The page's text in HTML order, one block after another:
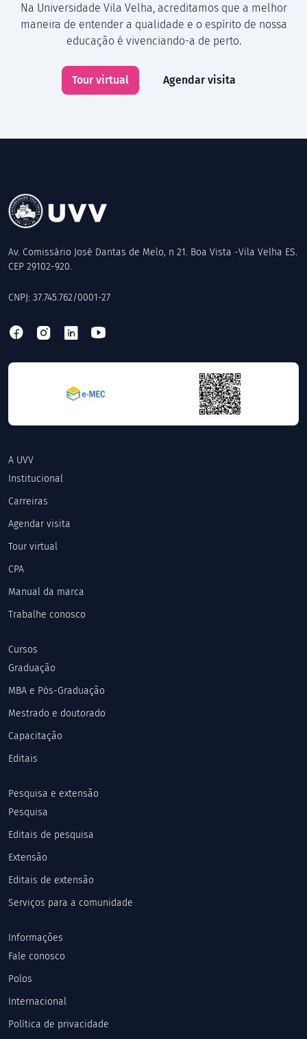
Na Universidade Vila Velha, acreditamos que a melhor
maneira de entender a qualidade e o espírito de nossa
educação é vivenciando-a de perto.
Tour virtual Agendar visita
Av. Comissário José Dantas de Melo, n 21. Boa Vista -Vila Velha ES.
CEP 29102-920.
CNPJ: 37.745.762/0001-27
A UVV
Institucional
Carreiras
Agendar visita
Tour virtual
CPA
Manual da marca
Trabalhe conosco
Cursos
Graduação
MBA e Pós-Graduação
Mestrado e doutorado
Capacitação
Editais
Pesquisa e extensão
Pesquisa
Editais de pesquisa
Extensão
Editais de extensão
Serviços para a comunidade
Informações
Fale conosco
Polos
Internacional
Política de privacidade